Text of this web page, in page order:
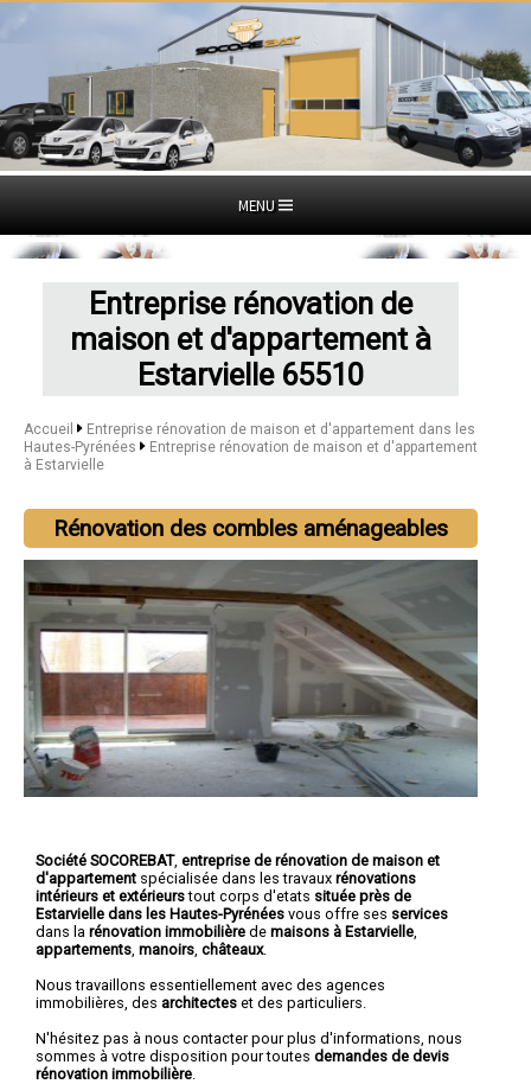
MENU
Entreprise rénovation de
maison et d'appartement à
Estarvielle 65510
Accueil
Entreprise rénovation de maison et d'appartement dans les
Hautes-Pyrénées
Entreprise rénovation de maison et d'appartement
à Estarvielle
Rénovation des combles aménageables
Société SOCOREBAT, entreprise de rénovation de maison et
d'appartement spécialisée dans les travaux rénovations
intérieurs et extérieurstout corps d'etats située près de
Estarvielle dans les Hautes-Pyrénées vous offre ses services
dans la rénovation immobilière de maisons à Estarvielle
appartements manoirs châteaux.
Nous travaillons essentiellement avec des agences
immobilières, des architectes et des particuliers.
N'hésitez pas à nous contacter pour plus d'informations, nous
sommes à votre disposition pour toutes demandes de devis
rénovation immobilière